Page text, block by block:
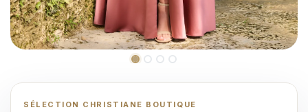
SÉLECTION CHRISTIANE BOUTIQUE